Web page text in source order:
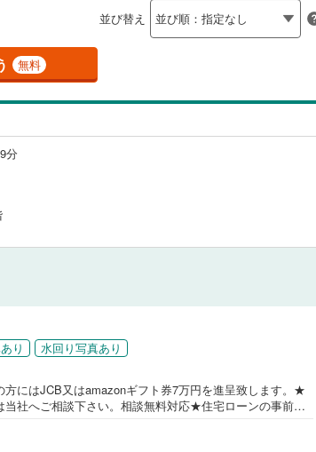
並び替え
無料
分
り
水回り写真あり
にはJCB又はamazonギフト券7万円を進呈致します。★
当社へご相談下さい。相談無料対応★住宅ローンの事前審
に入った物件がありましたらお申込書を記入。（2）事前
高知
長崎
かすみがうら市(0)
24時間有人管理（0）
たり
法関連
ス
保存した条件を見る